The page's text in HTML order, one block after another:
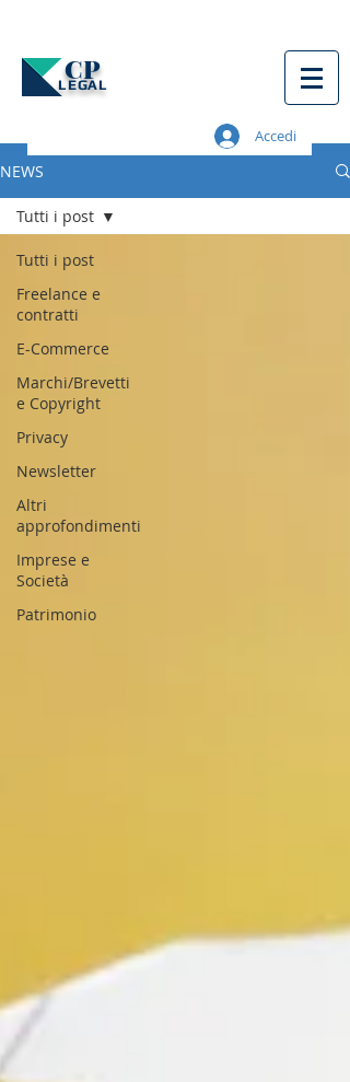
CP
LEGAL
Accedi
NEWS
Tutti i post
Freelance e
contratti
E-Commerce
Marchi/Brevetti
e Copyright
Privacy
Newsletter
Altri
approfondimenti
Imprese e
Società
Patrimonio
Tutti i post